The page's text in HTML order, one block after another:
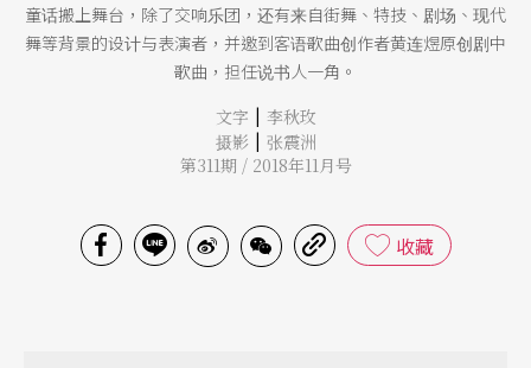
童话搬上舞台，除了交响乐团，还有来自街舞、特技、剧场、现代
舞等背景的设计与表演者，并邀到客语歌曲创作者黄连煜原创剧中
歌曲，担任说书人一角。
文字 | 李秋玫
摄影 | 张震洲
第311期 / 2018年11月号
收藏